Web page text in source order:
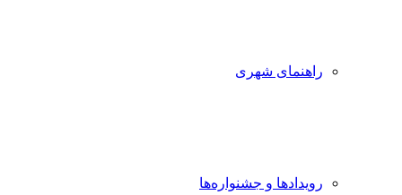
راهنمای شهری
رویدادها و جشنواره‌ها